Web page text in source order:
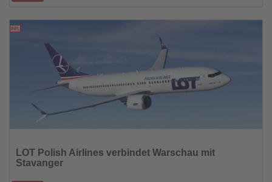
Bereiche treffen
die
Nachrichten
LOT Polish Airlines verbindet Warschau mit
Stavanger